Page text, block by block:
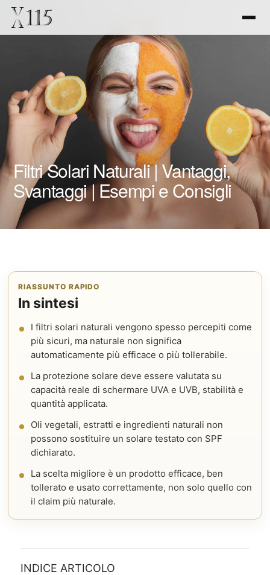
Filtri Solari Naturali | Vantaggi,
Svantaggi | Esempi e Consigli
RIASSUNTO RAPIDO
In sintesi
I filtri solari naturali vengono spesso percepiti come
più sicuri, ma naturale non significa
automaticamente più efficace o più tollerabile.
La protezione solare deve essere valutata su
capacità reale di schermare UVA e UVB, stabilità e
quantità applicata.
Oli vegetali, estratti e ingredienti naturali non
possono sostituire un solare testato con SPF
dichiarato.
La scelta migliore è un prodotto efficace, ben
tollerato e usato correttamente, non solo quello con
il claim più naturale.
INDICE ARTICOLO